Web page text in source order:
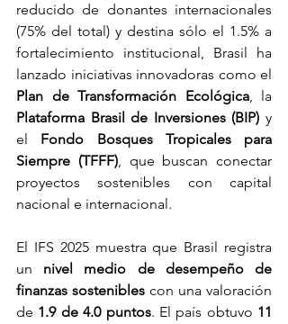
reducido de donantes internacionales
(75% del total) y destina sólo el 1.5% a
fortalecimiento institucional, Brasil ha
Plan de Transformación Ecológica
Plataforma Brasil de Inversiones (BIP) y
el Fondo Bosques Tropicales para
Siempre (TFFF), que buscan conectar
proyectos sostenibles con capital
nacional e internacional.
El IFS 2025 muestra que Brasil registra
un nivel medio de desempeño de
finanzas sostenibles con una valoración
de 1.9 de 4.0 puntos. El país obtuvo 11